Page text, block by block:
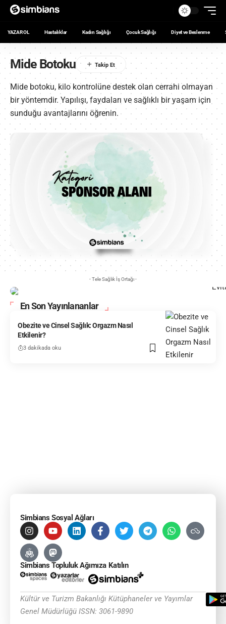
YAZAR OL Hastalıklar Kadın Sağlığı Çocuk Sağlığı Diyet ve Beslenme
Mide Botoku
Mide botoku, kilo kontrolüne destek olan cerrahi olmayan
bir yöntemdir. Yapılışı, faydaları ve sağlıklı bir yaşam için
sunduğu avantajlarını öğrenin.
- Tele Sağlık İş Ortağı -
En Son Yayınlananlar
Obezite ve Cinsel Sağlık: Orgazm Nasıl
Etkilenir?
3 dakikada oku
Simbians Sosyal Ağları
Simbians Topluluk Ağımıza Katılın
Kültür ve Turizm Bakanlığı Kütüphaneler ve Yayımlar
Genel Müdürlüğü ISSN: 3061-9890